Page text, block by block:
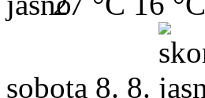
sobota 8. 8.